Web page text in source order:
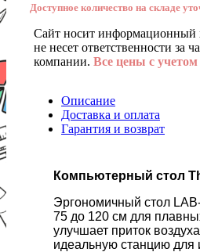
Доступное количество на складе
Сайт носит информационный
не несет ответственности за
компании. Все цены с
Описание
Доставка и оплата
Гарантия и возврат
Компьютерный стол
Эргономичный стол
75 до 120 см для
улучшает приток
идеальную станцию для